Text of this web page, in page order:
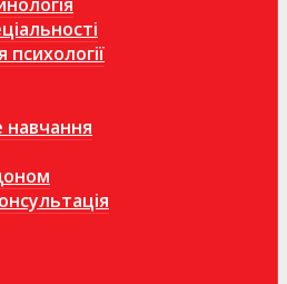
психології
навчання